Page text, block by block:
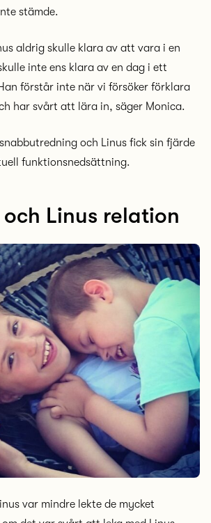
stämde.
aldrig skulle klara av att vara i en
inte ens klara av en dag i ett
förstår inte när vi försöker förklara
har svårt att lära in, säger Monica.
och Linus fick sin fjärde
funktionsnedsättning.
Linus relation
var mindre lekte de mycket